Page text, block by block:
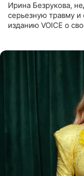
Ирина Безрукова,
серьезную травму и
изданию VOICE о